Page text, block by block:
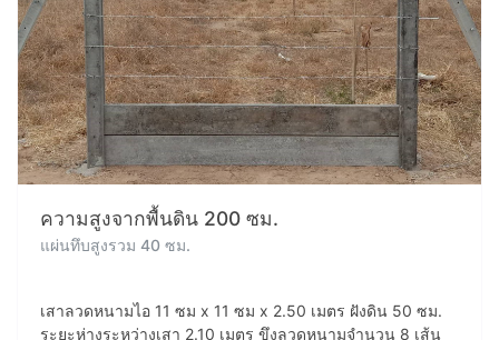
ความสูงจากพื้นดิน 200 ซม.
แผ่นทึบสูงรวม 40 ซม.
เสาลวดหนามไอ 11 ซม x 11 ซม x 2.50 เมตร ฝังดิน 50 ซม.
ระยะห่างระหว่างเสา 2.10 เมตร ขึงลวดหนามจำนวน 8 เส้น